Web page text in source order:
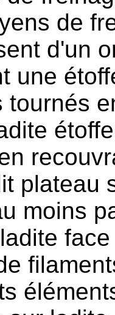
de
d'un
une
tournés
plateau
moins